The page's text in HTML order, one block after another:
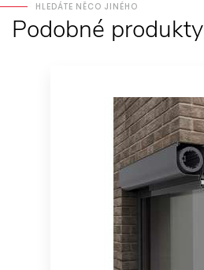
HLEDÁTE NĚCO JINÉHO
Podobné produkty